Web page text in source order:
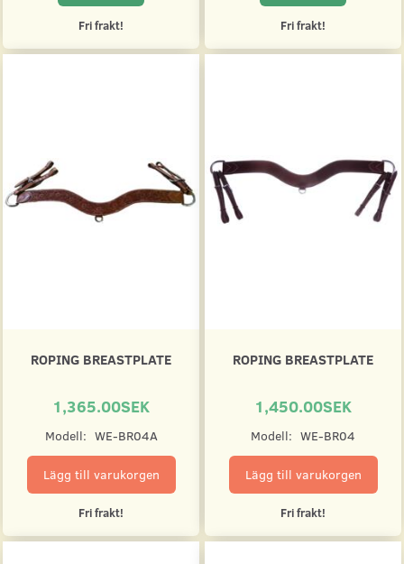
Fri frakt! Fri frakt!
ROPING BREASTPLATE
1,365.00SEK
Modell: WE-BR04A
Lägg till varukorgen
Fri frakt!
ROPING BREASTPLATE
1,450.00SEK
Modell: WE-BR04
Lägg till varukorgen
Fri frakt!